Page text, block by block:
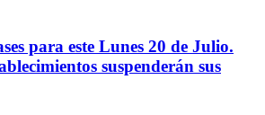
para este Lunes 20 de Julio.
suspenderán sus